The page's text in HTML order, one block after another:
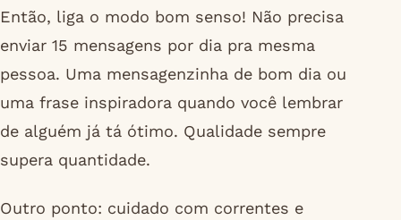
Então, liga o modo bom senso! Não precisa
enviar 15 mensagens por dia pra mesma
pessoa. Uma mensagenzinha de bom dia ou
uma frase inspiradora quando você lembrar
de alguém já tá ótimo. Qualidade sempre
supera quantidade.
Outro ponto: cuidado com correntes e